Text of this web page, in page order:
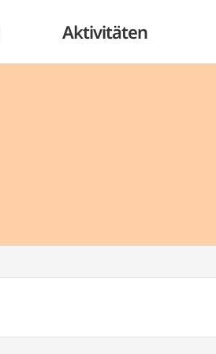
Aktivitäten